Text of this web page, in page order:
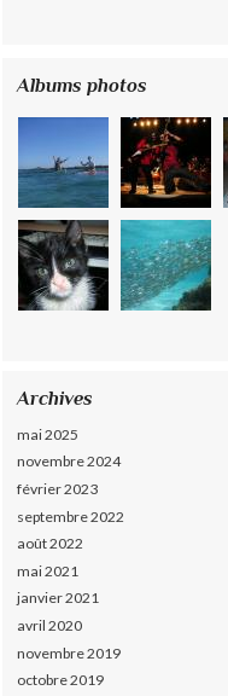
Albums photos
Archives
mai 2025
novembre 2024
février 2023
septembre 2022
août 2022
mai 2021
janvier 2021
avril 2020
novembre 2019
octobre 2019